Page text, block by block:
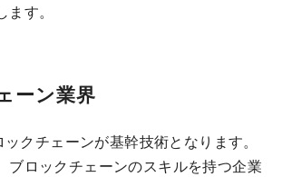
す。
ーン業界
クチェーンが基幹技術となります。
ブロックチェーンのスキルを持つ企業